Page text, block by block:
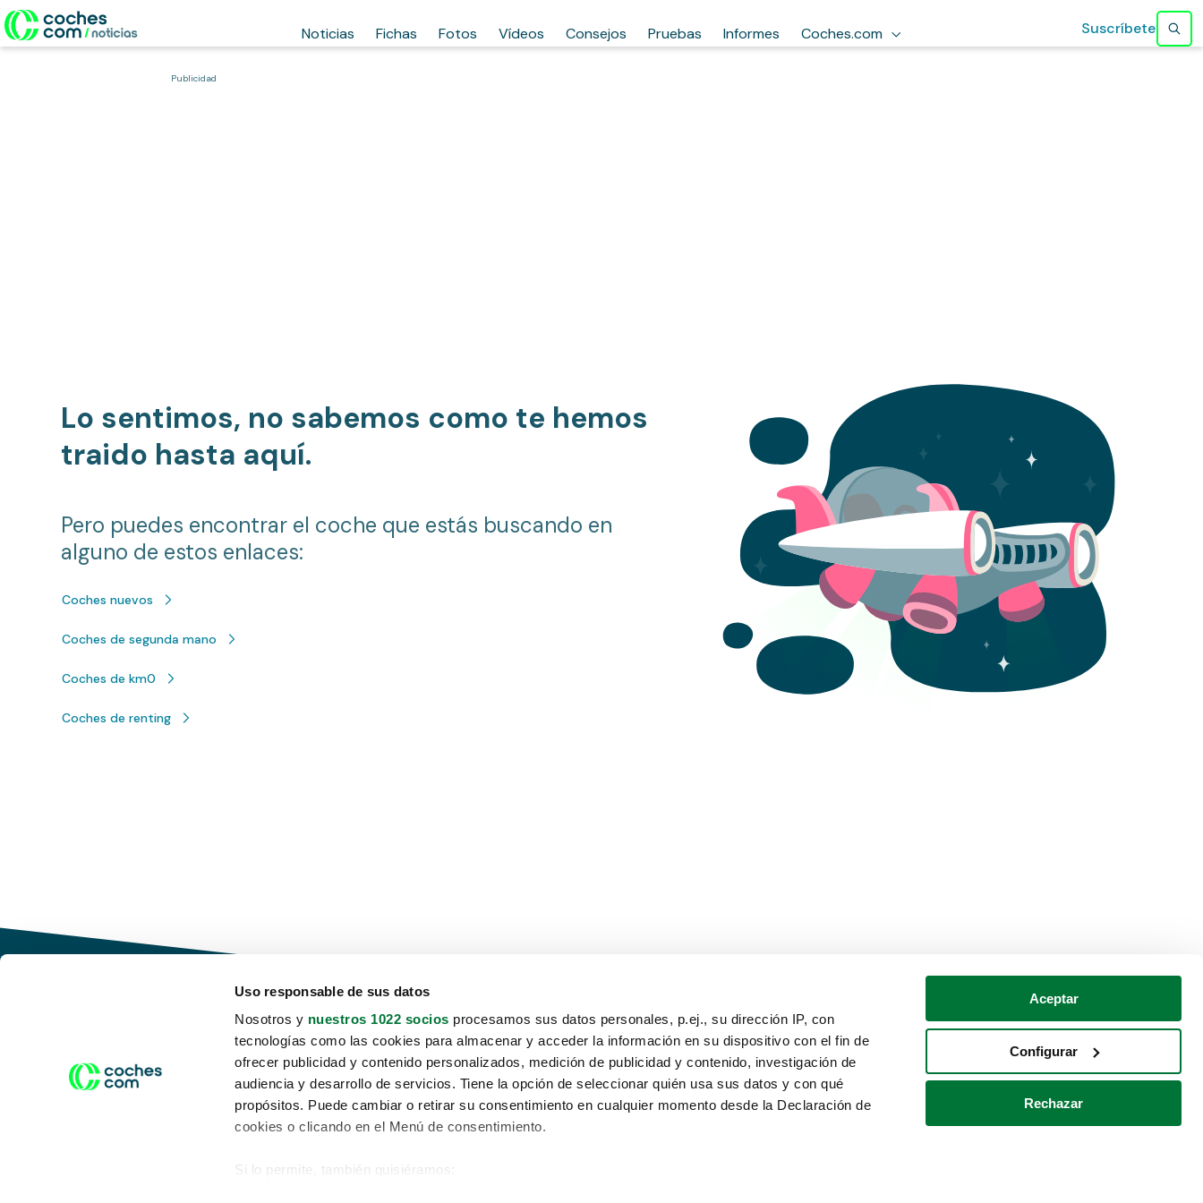
Uso responsable de sus datos
Nosotros y nuestros 1022 socios procesamos sus datos personales, p.ej., su dirección IP, con
tecnologías como las cookies para almacenar y acceder la información en su dispositivo con el fin de
ofrecer publicidad y contenido personalizados, medición de publicidad y contenido, investigación de
audiencia y desarrollo de servicios. Tiene la opción de seleccionar quién usa sus datos y con qué
propósitos. Puede cambiar o retirar su consentimiento en cualquier momento desde la Declaración de
cookies o clicando en el Menú de consentimiento.
Si lo permite, también quisiéramos:
Aceptar
Configurar
Rechazar
Noticias Fichas Fotos Vídeos Consejos Pruebas Informes Coches.com Suscríbete
Publicidad
Lo sentimos, no sabemos como te hemos
traido hasta aquí.
Pero puedes encontrar el coche que estás buscando en
alguno de estos enlaces:
Coches nuevos
Coches de segunda mano
Coches de km0
Coches de renting
Conduce tu futuro,
desata tu movilidad